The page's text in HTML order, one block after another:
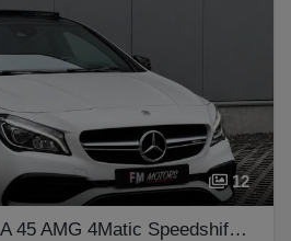
12
Mercedes-Benz CLA 45 AMG 4Matic Speedshift 7G-DCT Night Edition